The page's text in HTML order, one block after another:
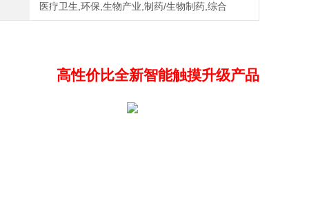
医疗卫生,环保,生物产业,制药/生物制药,综合
高性价比全新智能触摸升级产品